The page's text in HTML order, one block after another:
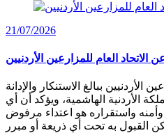
21/07/2026
الاتحاد العام للمزارعين الأردنيين
الأردنيين ببالغ الاستنكار والإدانة
الأردنية الهاشمية، ويؤكد أن أي
وأمنه واستقراره هو اعتداء مرفوض
القبول به تحت أي ذريعة أو مبرر